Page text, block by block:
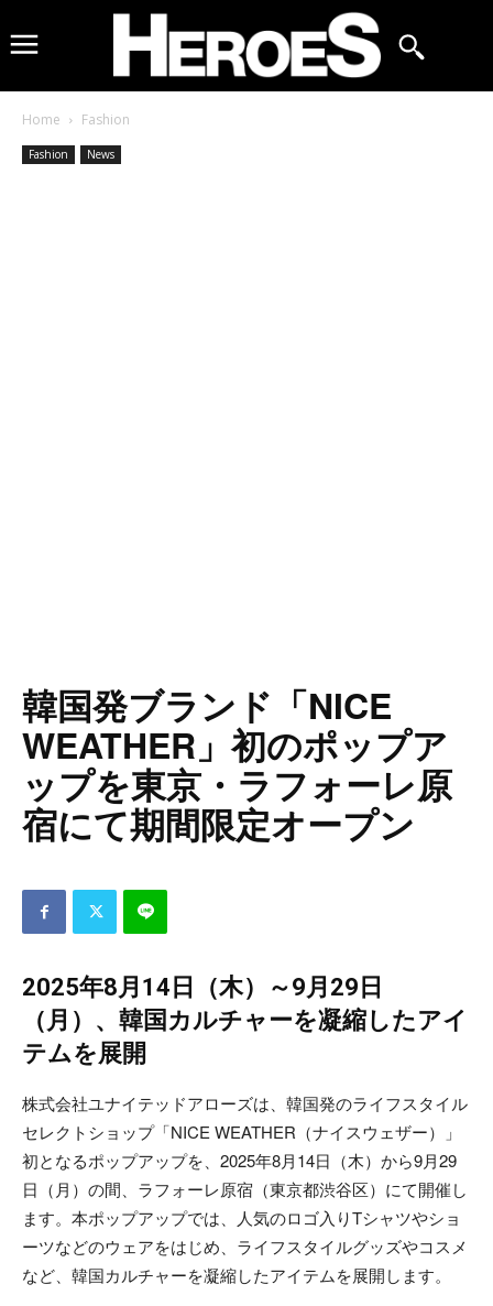
Home Fashion
Fashion News
韓国発ブランド「NICE
WEATHER」初のポップア
ップを東京・ラフォーレ原
宿にて期間限定オープン
2025年8月14日（木）～9月29日
（月）、韓国カルチャーを凝縮したアイ
テムを展開
株式会社ユナイテッドアローズは、韓国発のライフスタイル
セレクトショップ「NICE WEATHER（ナイスウェザー）」
初となるポップアップを、2025年8月14日（木）から9月29
日（月）の間、ラフォーレ原宿（東京都渋谷区）にて開催し
ます。本ポップアップでは、人気のロゴ入りTシャツやショ
ーツなどのウェアをはじめ、ライフスタイルグッズやコスメ
など、韓国カルチャーを凝縮したアイテムを展開します。